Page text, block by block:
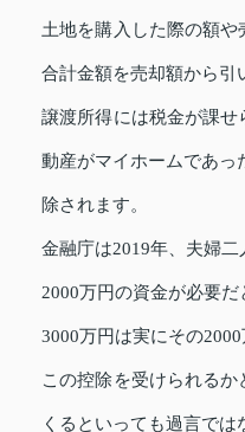
土地を購入した際の額
合計金額を売却額から引
譲渡所得には税金が課
動産がマイホームであっ
除されます。
金融庁は2019年、夫婦
2000万円の資金が必要
3000万円は実にその2000
この控除を受けられる
くるといっても過言では